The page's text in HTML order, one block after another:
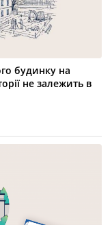
будинку на
не залежить в